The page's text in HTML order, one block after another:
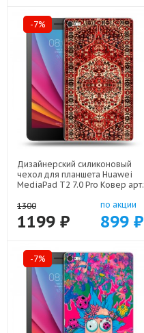
-7%
Дизайнерский силиконовый
чехол для планшета Huawei
MediaPad T2 7.0 Pro Ковер арт:
1300
1199 ₽
по акции
899 ₽
-7%